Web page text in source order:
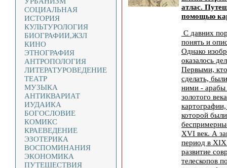
СОЦИАЛЬНАЯ
ИСТОРИЯ
КУЛЬТУРОЛОГИЯ
БИОГРАФИИ,ЖЗЛ
КИНО
ЭТНОГРАФИЯ
АНТРОПОЛОГИЯ
ЛИТЕРАТУРОВЕДЕНИЕ
ТЕАТР
МУЗЫКА
АНТИКВАРИАТ
ИУДАИКА
БОГОСЛОВИЕ
КОМИКС
КРАЕВЕДЕНИЕ
ЭЗОТЕРИКА
ВОСПОМИНАНИЯ
ЭКОНОМИКА
ПУТЕШЕСТВИЯ
атлас.
помощью
С давних
понять и
Однако
оказалось
Первыми,
сделать,
ними - арабы
золотого
которой
XVI век. А
период в XIX
развитие
телескопов